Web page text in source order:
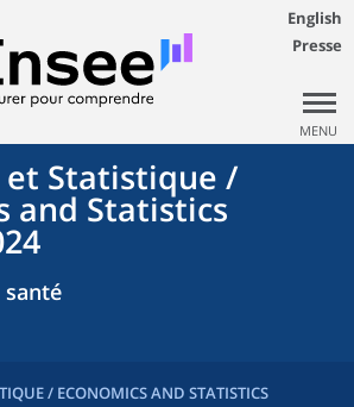
English
Presse
MENU
et Statistique /
and Statistics
santé
/ ECONOMICS AND STATISTICS